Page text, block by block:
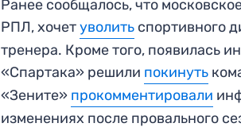
Ранее сообщалось, что
РПЛ, хочетуволить спортивного
тренера. Кроме того, появилась
«Спартака» решили покинуть
«Зените» прокомментировали
изменениях после провального